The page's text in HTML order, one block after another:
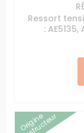
Ressort
: AE5135,
Origine